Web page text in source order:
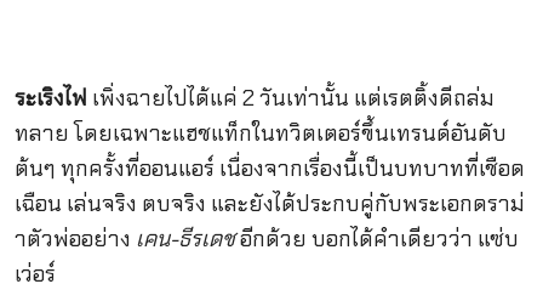
ระเริงไฟ เพิ่งฉายไปได้แค่ 2 วันเท่านั้น แต่เรตติ้งดีถล่ม
ทลาย โดยเฉพาะแฮชแท็กในทวิตเตอร์ขึ้นเทรนด์อันดับ
ต้นๆ ทุกครั้งที่ออนแอร์ เนื่องจากเรื่องนี้เป็นบทบาทที่เชือด
เฉือน เล่นจริง ตบจริง และยังได้ประกบคู่กับพระเอกดราม่
าตัวพ่ออย่าง เคน-ธีรเดชอีกด้วย บอกได้คำเดียวว่า แซ่บ
เว่อร์